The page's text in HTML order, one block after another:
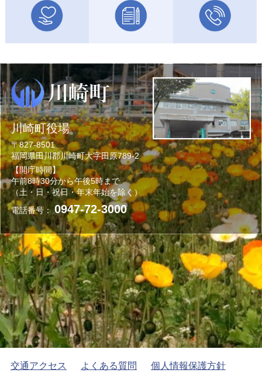
川崎町役場
〒827-8501
福岡県田川郡川崎町大字田原789-2
【開庁時間】
午前8時30分から午後5時まで
（土・日・祝日・年末年始を除く）
電話番号：0947-72-3000
交通アクセス よくある質問 個人情報保護方針